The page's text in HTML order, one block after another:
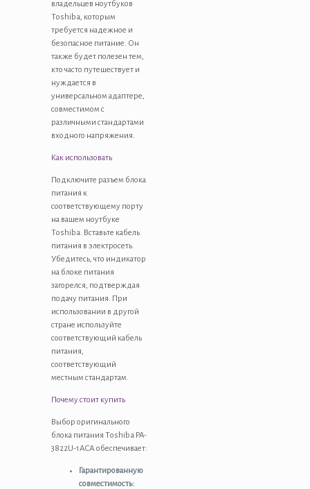
владельцев ноутбуков
Toshiba, которым
требуется надежное и
безопасное питание. Он
также будет полезен тем,
кто часто путешествует и
нуждается в
универсальном адаптере,
совместимом с
различными стандартами
входного напряжения.
Как использовать
Подключите разъем блока
питания к
соответствующему порту
на вашем ноутбуке
Toshiba. Вставьте кабель
питания в электросеть.
Убедитесь, что индикатор
на блоке питания
загорелся, подтверждая
подачу питания. При
использовании в другой
стране используйте
соответствующий кабель
питания,
соответствующий
местным стандартам.
Почему стоит купить
Выбор оригинального
блока питания Toshiba PA-
3822U-1ACA обеспечивает:
Гарантированную
совместимость: